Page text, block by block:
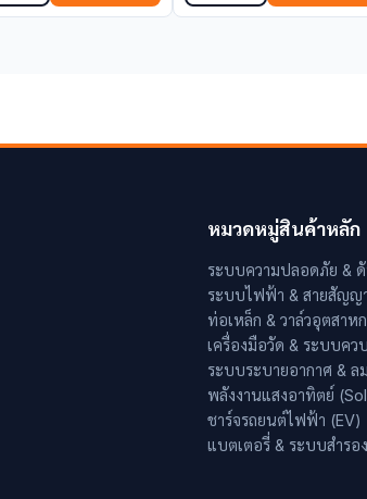
หมวดหมู่สินค้าหลัก
ระบบความปลอดภัย &
ระบบไฟฟ้า & สายสัญญ
ท่อเหล็ก & วาล์วอุตสาห
เครื่องมือวัด & ระบบคว
ระบบระบายอากาศ & ลม
พลังงานแสงอาทิตย์
ชาร์จรถยนต์ไฟฟ้า (EV)
แบตเตอรี่ & ระบบสำรอ